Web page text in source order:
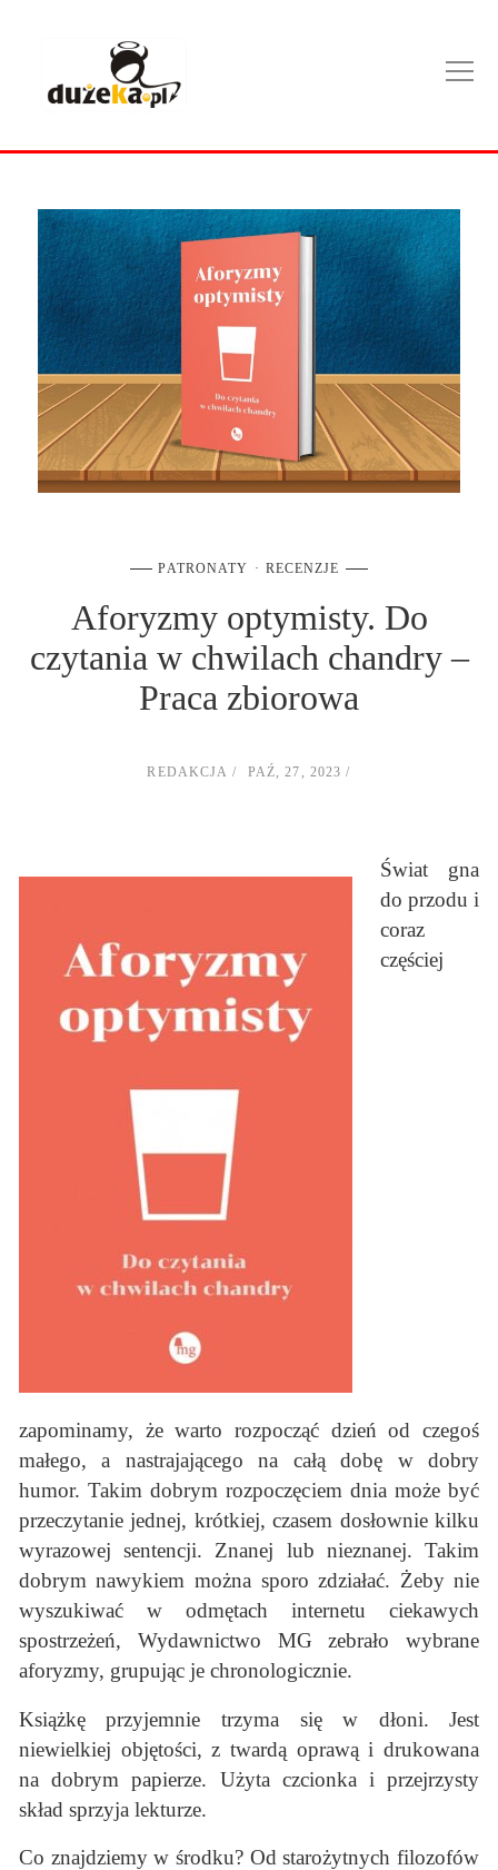
PATRONATY RECENZJE
Aforyzmy optymisty. Do
czytania w chwilach chandry –
Praca zbiorowa
REDAKCJA PAŹ, 27, 2023
Świat gna
do przodu i
coraz
częściej
zapominamy, że warto rozpocząć dzień od czegoś
małego, a nastrajającego na całą dobę w dobry
humor. Takim dobrym rozpoczęciem dnia może być
przeczytanie jednej, krótkiej, czasem dosłownie kilku
wyrazowej sentencji. Znanej lub nieznanej. Takim
dobrym nawykiem można sporo zdziałać. Żeby nie
wyszukiwać w odmętach internetu ciekawych
spostrzeżeń, Wydawnictwo MG zebrało wybrane
aforyzmy, grupując je chronologicznie.
Książkę przyjemnie trzyma się w dłoni. Jest
niewielkiej objętości, z twardą oprawą i drukowana
na dobrym papierze. Użyta czcionka i przejrzysty
skład sprzyja lekturze.
Co znajdziemy w środku? Od starożytnych filozofów